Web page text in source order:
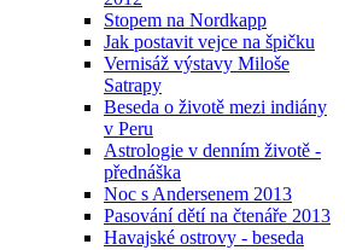
Stopem na Nordkapp
Jak postavit vejce na špičku
Vernisáž výstavy Miloše
Satrapy
Beseda o životě mezi indiány
v Peru
Astrologie v denním životě -
přednáška
Noc s Andersenem 2013
Pasování dětí na čtenáře 2013
Havajské ostrovy - beseda